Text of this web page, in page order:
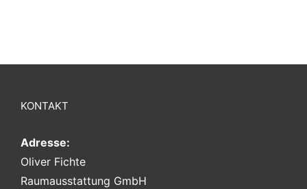
KONTAKT
Adresse:
Oliver Fichte
Raumausstattung GmbH